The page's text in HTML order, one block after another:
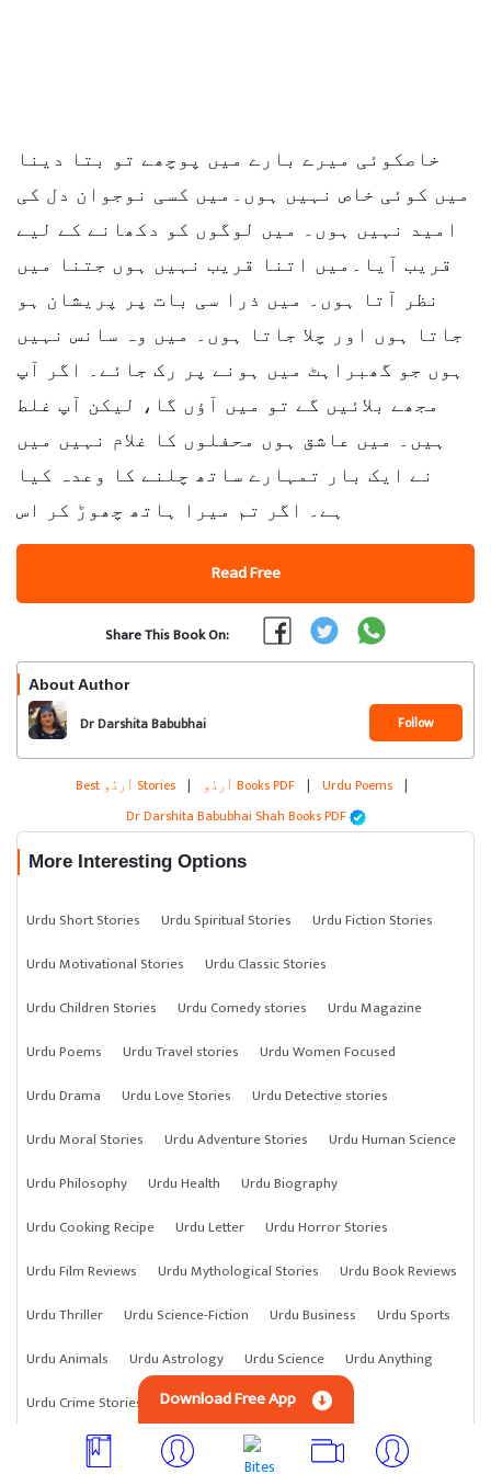
خاصکوئی میرے بارے میں پوچھے تو بتا دینا
میں کوئی خاص نہیں ہوں۔میں کسی نوجوان دل کی
امید نہیں ہوں۔ میں لوگوں کو دکھانے کے لیے
قریب آیا۔میں اتنا قریب نہیں ہوں جتنا میں
نظر آتا ہوں۔ میں ذرا سی بات پر پریشان ہو
جاتا ہوں اور چلا جاتا ہوں۔ میں وہ سانس نہیں
ہوں جو گھبراہٹ میں ہونے پر رک جائے۔ اگر آپ
مجھے بلائیں گے تو میں آؤں گا، لیکن آپ غلط
ہیں۔ میں عاشق ہوں محفلوں کا غلام نہیں میں
نے ایک بار تمہارے ساتھ چلنے کا وعدہ کیا
ہے۔ اگر تم میرا ہاتھ چھوڑ کر اس
Read Free
Share This Book On:
About Author
Dr Darshita Babubhai
Shah
Follow
Best اُردُو Stories | اُردُو Books PDF | Urdu Poems |
Dr Darshita Babubhai Shah Books PDF
More Interesting Options
Urdu Short Stories Urdu Spiritual Stories
Urdu Fiction Stories
Urdu Motivational Stories
Urdu Classic Stories
Urdu Children Stories
Urdu Comedy stories
Urdu Magazine
Urdu Poems
Urdu Travel stories
Urdu Women Focused
Urdu Drama
Urdu Love Stories
Urdu Detective stories
Urdu Moral Stories
Urdu Adventure Stories
Urdu Human Science
Urdu Philosophy
Urdu Health
Urdu Biography
Urdu Cooking Recipe
Urdu Letter
Urdu Horror Stories
Urdu Film Reviews
Urdu Mythological Stories
Urdu Book Reviews
Urdu Thriller
Urdu Science-Fiction Urdu Business
Urdu Sports
Urdu Animals
Urdu Astrology Urdu Science
Urdu Anything
Urdu Crime Stories
Download Free App